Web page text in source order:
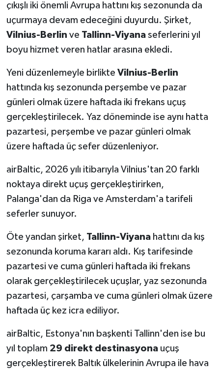
çıkışlı iki önemli Avrupa hattını kış sezonunda da
uçurmaya devam edeceğini duyurdu. Şirket,
Vilnius-Berlin ve Tallinn-Viyanaseferlerini yıl
boyu hizmet veren hatlar arasına ekledi.
Yeni düzenlemeyle birlikte Vilnius-Berlin
hattında kış sezonunda perşembe ve pazar
günleri olmak üzere haftada iki frekans uçuş
gerçekleştirilecek. Yaz döneminde ise aynı hatta
pazartesi, perşembe ve pazar günleri olmak
üzere haftada üç sefer düzenleniyor.
airBaltic, 2026 yılı itibarıyla Vilnius'tan 20 farklı
noktaya direkt uçuş gerçekleştirirken,
Palanga'dan da Riga ve Amsterdam'a tarifeli
seferler sunuyor.
Öte yandan şirket, Tallinn-Viyanahattını da kış
sezonunda koruma kararı aldı. Kış tarifesinde
pazartesi ve cuma günleri haftada iki frekans
olarak gerçekleştirilecek uçuşlar, yaz sezonunda
pazartesi, çarşamba ve cuma günleri olmak üzere
haftada üç kez icra ediliyor.
airBaltic, Estonya'nın başkenti Tallinn'den ise bu
yıl toplam 29 direkt destinasyonauçuş
gerçekleştirerek Baltık ülkelerinin Avrupa ile hava